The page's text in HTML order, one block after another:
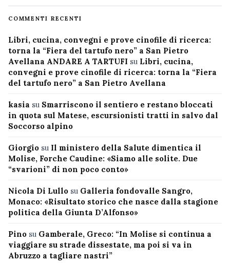
COMMENTI RECENTI
Libri, cucina, convegni e prove cinofile di ricerca:
torna la “Fiera del tartufo nero” a San Pietro
Avellana ANDARE A TARTUFI su Libri, cucina,
convegni e prove cinofile di ricerca: torna la “Fiera
del tartufo nero” a San Pietro Avellana
kasia su Smarriscono il sentiero e restano bloccati
in quota sul Matese, escursionisti tratti in salvo dal
Soccorso alpino
Giorgio su Il ministero della Salute dimentica il
Molise, Forche Caudine: «Siamo alle solite. Due
“svarioni” di non poco conto»
Nicola Di Lullo su Galleria fondovalle Sangro,
Monaco: «Risultato storico che nasce dalla stagione
politica della Giunta D’Alfonso»
Pino su Gamberale, Greco: “In Molise si continua a
viaggiare su strade dissestate, ma poi si va in
Abruzzo a tagliare nastri”